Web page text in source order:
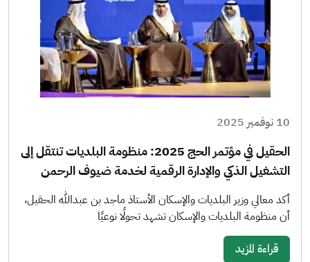
10 نوفمبر 2025
الحقيل في مؤتمر الحج 2025: منظومة البلديات تنتقل إلى
التشغيل الذكي والإدارة الرقمية لخدمة ضيوف الرحمن
أكد معالي وزير البلديات والإسكان الأستاذ ماجد بن عبدالله الحقيل،
أن منظومة البلديات والإسكان تشهد تحولًا نوعيًا
قراءة المزيد